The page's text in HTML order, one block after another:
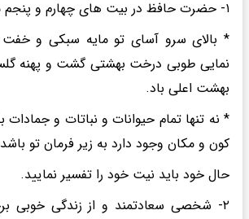
۱- حضرت حافظ در بیت های چهارم و پنجم می فرماید:
* بالای سرو آسای تو مایه سبکی و
نمایی طوبی درخت بهشتی گشت و پهنه
بهشت اعلی باد.
* نه تنها تمام حیوانات و نباتات و جمادات
کون و مکان وجود دارد به زیر فرمان تو
حال خود باید نیت خود را تفسیر نمایید.
۲- شخصی سعادتمند و از زندگی خوبی